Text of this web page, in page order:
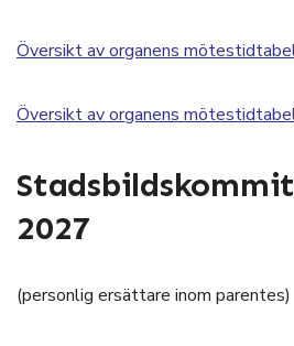
Översikt av organens
Översikt av organens
2027
(personlig ersättare inom parentes)